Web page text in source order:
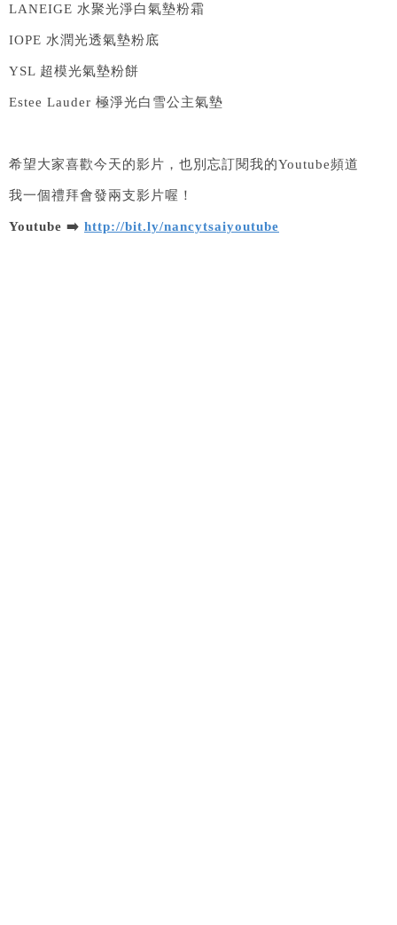
LANEIGE 水聚光淨白氣墊粉霜
IOPE 水潤光透氣墊粉底
YSL 超模光氣墊粉餅
Estee Lauder 極淨光白雪公主氣墊
希望大家喜歡今天的影片，也別忘訂閱我的Youtube頻道
我一個禮拜會發兩支影片喔！
Youtube ➡️ http://bit.ly/nancytsaiyoutube